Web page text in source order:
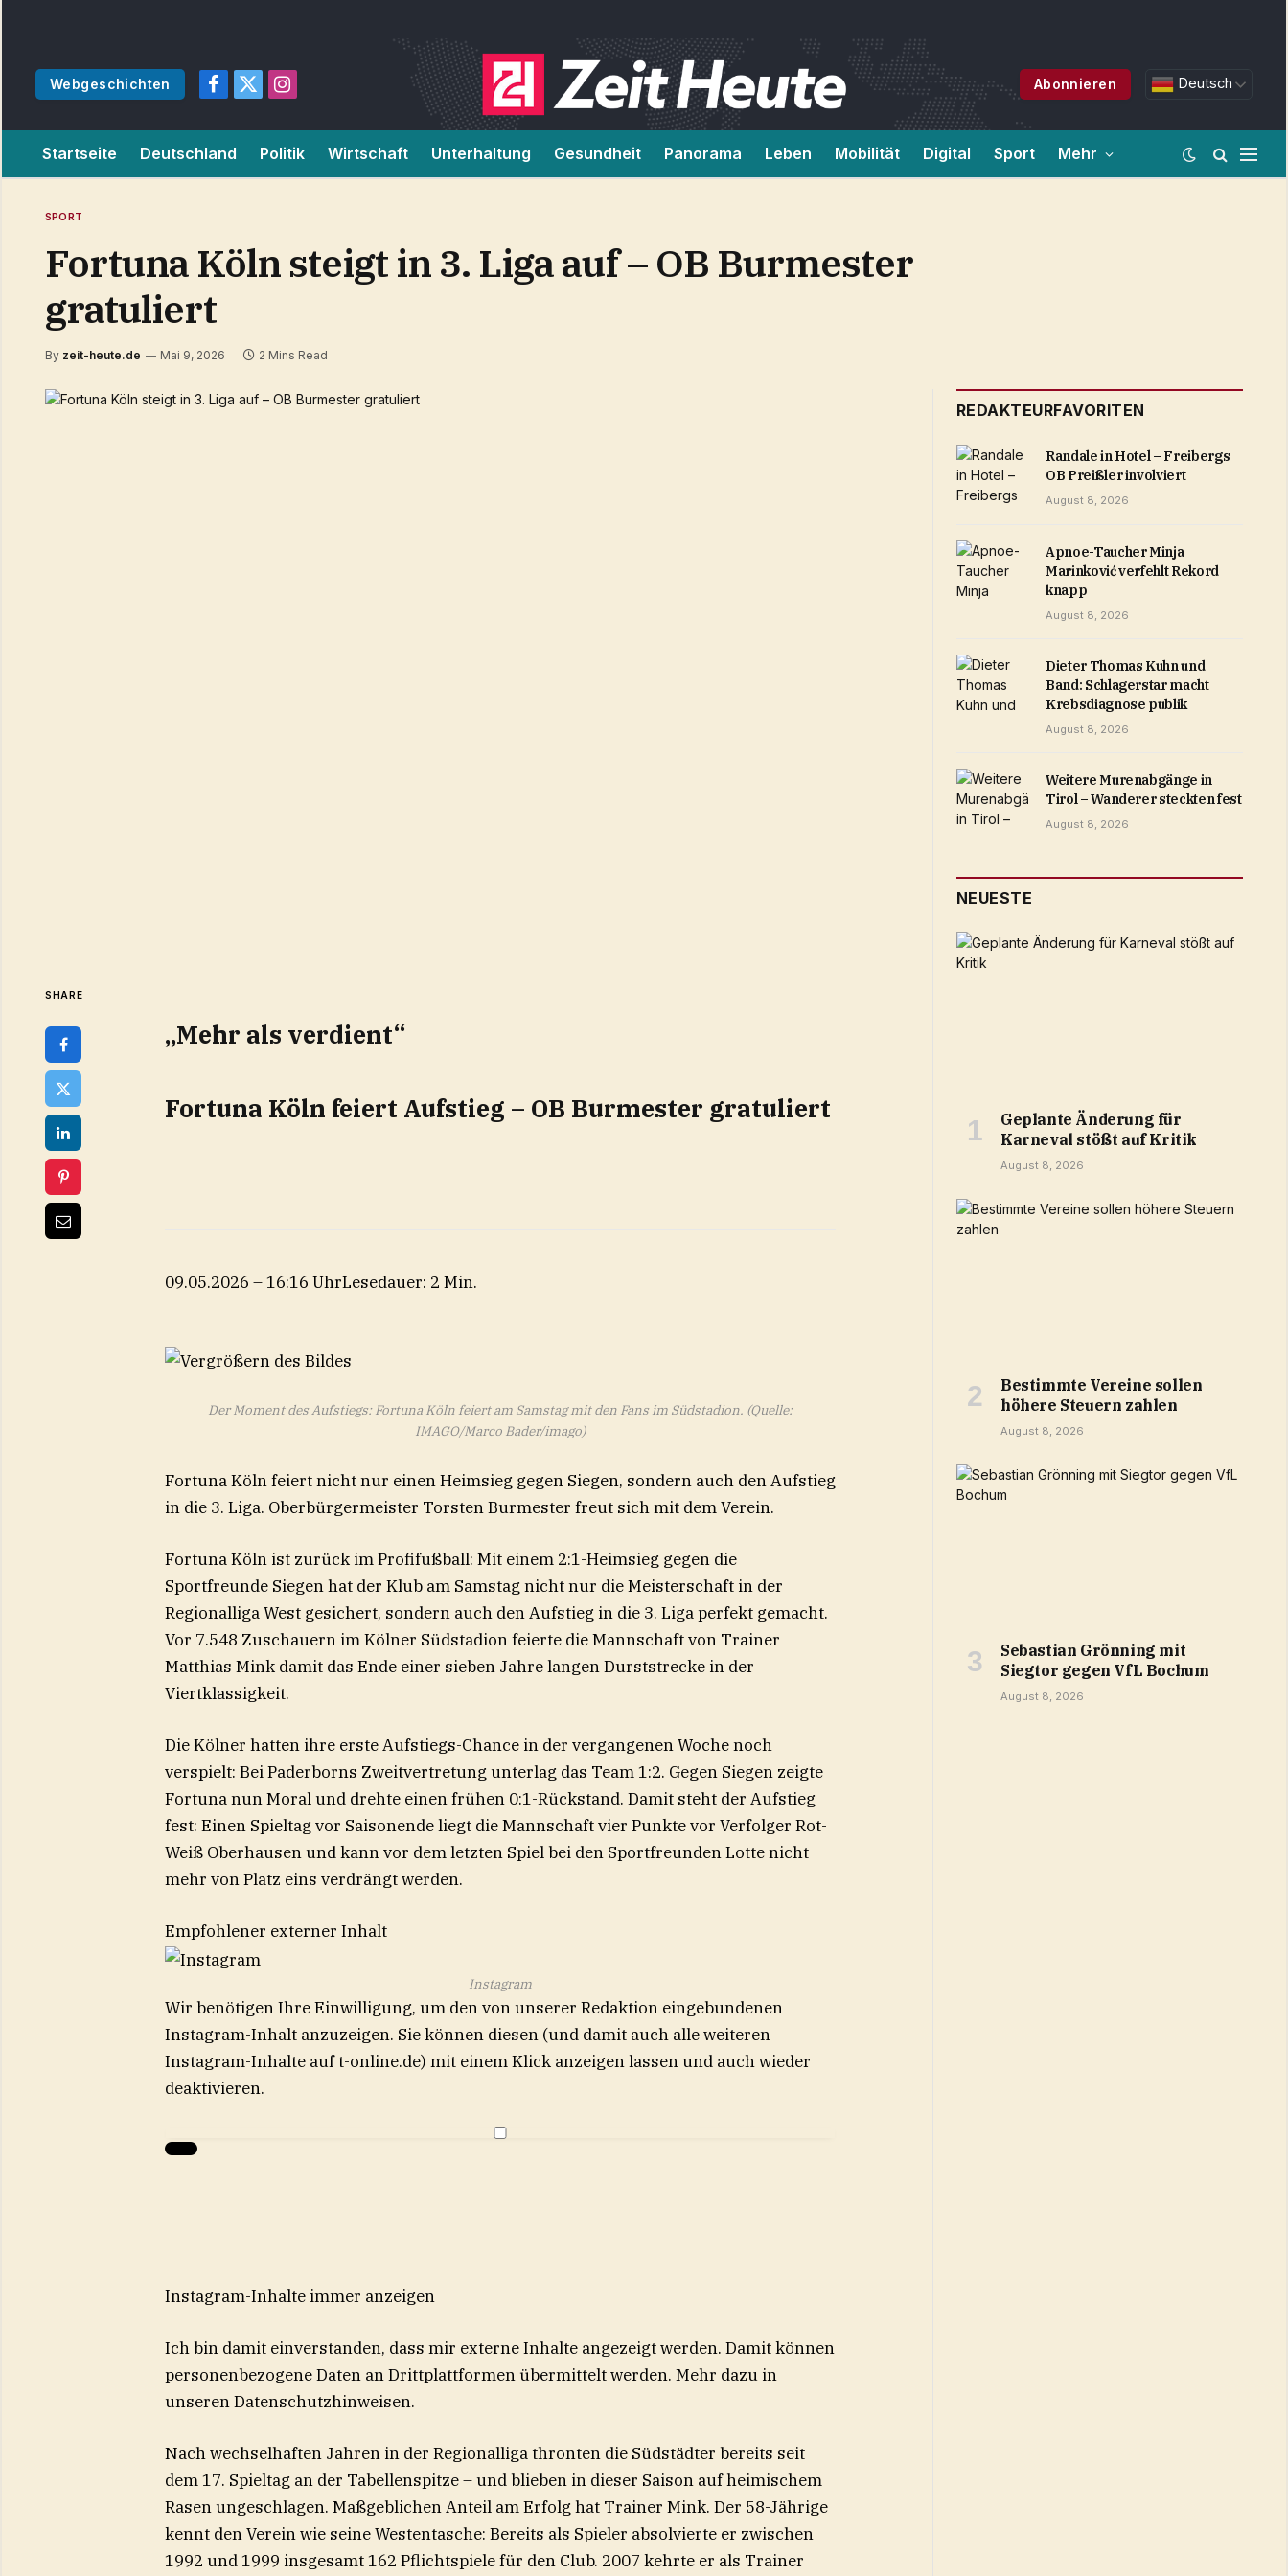
Webgeschichten
Facebook
X
Instagram
Abonnieren Deutsch
Startseite Deutschland Politik Wirtschaft Unterhaltung Gesundheit Panorama Leben Mobilität Digital Sport Mehr
SPORT
Fortuna Köln steigt in 3. Liga auf – OB Burmester
gratuliert
By zeit-heute.de Mai 9, 2026 2 Mins Read
SHARE
„Mehr als verdient“
Fortuna Köln feiert Aufstieg – OB Burmester gratuliert
09.05.2026 – 16:16 UhrLesedauer: 2 Min.
Der Moment des Aufstiegs: Fortuna Köln feiert am Samstag mit den Fans im Südstadion. (Quelle:
IMAGO/Marco Bader/imago)
Fortuna Köln feiert nicht nur einen Heimsieg gegen Siegen, sondern auch den Aufstieg
in die 3. Liga. Oberbürgermeister Torsten Burmester freut sich mit dem Verein.
Fortuna Köln ist zurück im Profifußball: Mit einem 2:1-Heimsieg gegen die
Sportfreunde Siegen hat der Klub am Samstag nicht nur die Meisterschaft in der
Regionalliga West gesichert, sondern auch den Aufstieg in die 3. Liga perfekt gemacht.
Vor 7.548 Zuschauern im Kölner Südstadion feierte die Mannschaft von Trainer
Matthias Mink damit das Ende einer sieben Jahre langen Durststrecke in der
Viertklassigkeit.
Die Kölner hatten ihre erste Aufstiegs-Chance in der vergangenen Woche noch
verspielt: Bei Paderborns Zweitvertretung unterlag das Team 1:2. Gegen Siegen zeigte
Fortuna nun Moral und drehte einen frühen 0:1-Rückstand. Damit steht der Aufstieg
fest: Einen Spieltag vor Saisonende liegt die Mannschaft vier Punkte vor Verfolger Rot-
Weiß Oberhausen und kann vor dem letzten Spiel bei den Sportfreunden Lotte nicht
mehr von Platz eins verdrängt werden.
Empfohlener externer Inhalt
Instagram
Wir benötigen Ihre Einwilligung, um den von unserer Redaktion eingebundenen
Instagram-Inhalt anzuzeigen. Sie können diesen (und damit auch alle weiteren
Instagram-Inhalte auf t-online.de) mit einem Klick anzeigen lassen und auch wieder
deaktivieren.
Instagram-Inhalte immer anzeigen
Ich bin damit einverstanden, dass mir externe Inhalte angezeigt werden. Damit können
personenbezogene Daten an Drittplattformen übermittelt werden. Mehr dazu in
unseren Datenschutzhinweisen.
Nach wechselhaften Jahren in der Regionalliga thronten die Südstädter bereits seit
dem 17. Spieltag an der Tabellenspitze – und blieben in dieser Saison auf heimischem
Rasen ungeschlagen. Maßgeblichen Anteil am Erfolg hat Trainer Mink. Der 58-Jährige
kennt den Verein wie seine Westentasche: Bereits als Spieler absolvierte er zwischen
1992 und 1999 insgesamt 162 Pflichtspiele für den Club. 2007 kehrte er als Trainer
REDAKTEURFAVORITEN
Randale in Hotel – Freibergs
OB Preißler involviert
August 8, 2026
Apnoe-Taucher Minja
Marinković verfehlt Rekord
knapp
August 8, 2026
Dieter Thomas Kuhn und
Band: Schlagerstar macht
Krebsdiagnose publik
August 8, 2026
Weitere Murenabgänge in
Tirol – Wanderer steckten fest
August 8, 2026
NEUESTE
Geplante Änderung für
Karneval stößt auf Kritik
August 8, 2026
Bestimmte Vereine sollen
höhere Steuern zahlen
August 8, 2026
Sebastian Grönning mit
Siegtor gegen VfL Bochum
August 8, 2026